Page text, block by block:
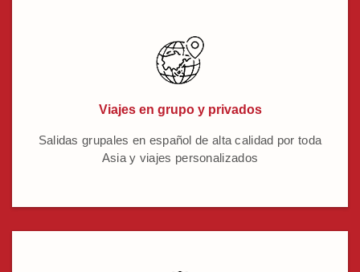
Viajes en grupo y privados
Salidas grupales en español de alta calidad por toda
Asia y viajes personalizados